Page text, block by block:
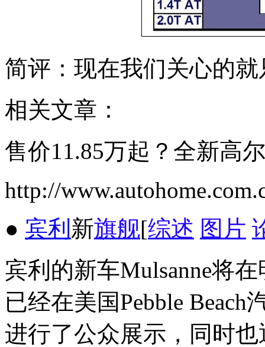
简评：现在我们关心的
相关文章：
售价11.85万起？全新高
http://
● 宾利 新旗舰[综述 图片
宾利的新车Mulsanne将
已经在美国Pebble
进行了公众展示，同时